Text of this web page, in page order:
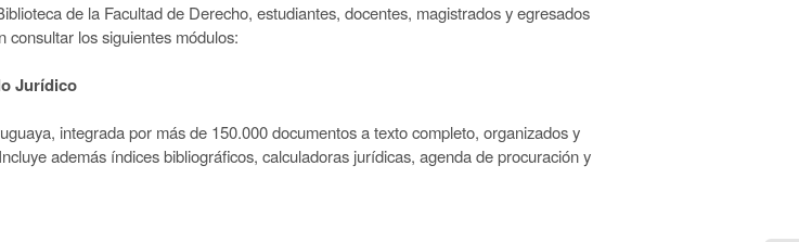
de la Facultad de Derecho, estudiantes, docentes, magistrados y egresados
consultar los siguientes módulos:
Jurídico
integrada por más de 150.000 documentos a texto completo, organizados y
además índices bibliográficos, calculadoras jurídicas, agenda de procuración y